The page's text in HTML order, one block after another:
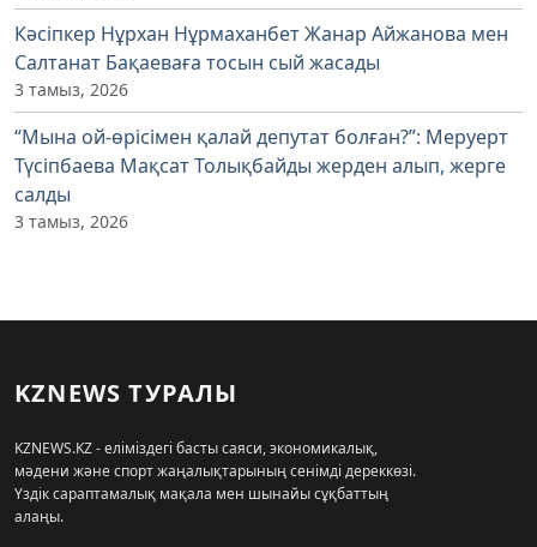
Кәсіпкер Нұрхан Нұрмаханбет Жанар Айжанова мен
Салтанат Бақаеваға тосын сый жасады
3 тамыз, 2026
“Мына ой-өрісімен қалай депутат болған?”: Меруерт
Түсіпбаева Мақсат Толықбайды жерден алып, жерге
салды
3 тамыз, 2026
KZNEWS ТУРАЛЫ
KZNEWS.KZ - еліміздегі басты саяси, экономикалық,
мәдени және спорт жаңалықтарының сенімді дереккөзі.
Үздік сараптамалық мақала мен шынайы сұқбаттың
алаңы.